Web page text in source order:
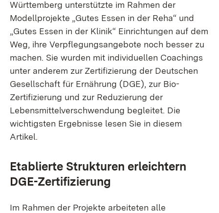
Württemberg unterstützte im Rahmen der
Modellprojekte „Gutes Essen in der Reha“ und
„Gutes Essen in der Klinik“ Einrichtungen auf dem
Weg, ihre Verpflegungsangebote noch besser zu
machen. Sie wurden mit individuellen Coachings
unter anderem zur Zertifizierung der Deutschen
Gesellschaft für Ernährung (DGE), zur Bio-
Zertifizierung und zur Reduzierung der
Lebensmittelverschwendung begleitet. Die
wichtigsten Ergebnisse lesen Sie in diesem
Artikel.
Etablierte Strukturen erleichtern
DGE-Zertifizierung
Im Rahmen der Projekte arbeiteten alle